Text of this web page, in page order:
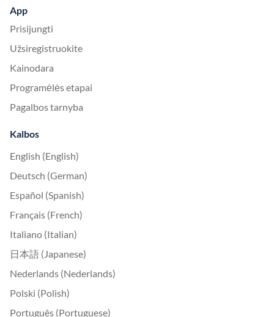
App
Prisijungti
Užsiregistruokite
Kainodara
Programėlės etapai
Pagalbos tarnyba
Kalbos
English (English)
Deutsch (German)
Español (Spanish)
Français (French)
Italiano (Italian)
日本語 (Japanese)
Nederlands (Nederlands)
Polski (Polish)
Português (Portuguese)